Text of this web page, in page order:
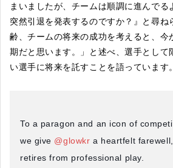
まいましたが、チームは順調に進んでる
突然引退を発表するのですか？』と尋ね
齢、チームの将来の成功を考えると、今
期だと思います。」と述べ、選手として
い選手に将来を託すことを語っています
To a paragon and an icon of
we give @glowkr a heartfelt
retires from professional play.